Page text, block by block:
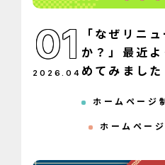
01
2026 .04
「なぜリニ
か？」最近
めてみました
ホームページ
ホームペー